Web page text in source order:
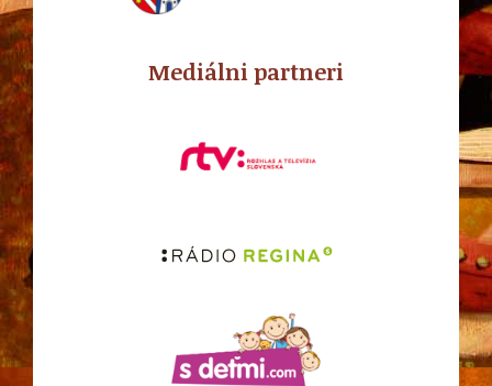
Mediálni partneri